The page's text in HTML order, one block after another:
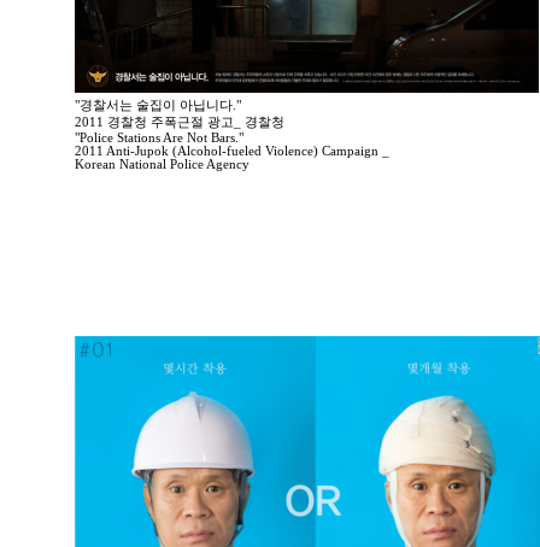
"경찰서는 술집이 아닙니다."
2011 경찰청 주폭근절 광고_ 경찰청
"Police Stations Are Not Bars."
2011 Anti-Jupok (Alcohol-fueled Violence) Campaign _
Korean National Police Agency